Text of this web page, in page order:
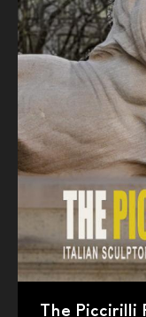
The Piccirilli